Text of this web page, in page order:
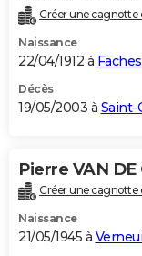
Créer une cagnotte
Naissance
22/04/1912 à
Décès
19/05/2003 à Saint-
Pierre VAN DE
Créer une cagnotte
Naissance
21/05/1945 à